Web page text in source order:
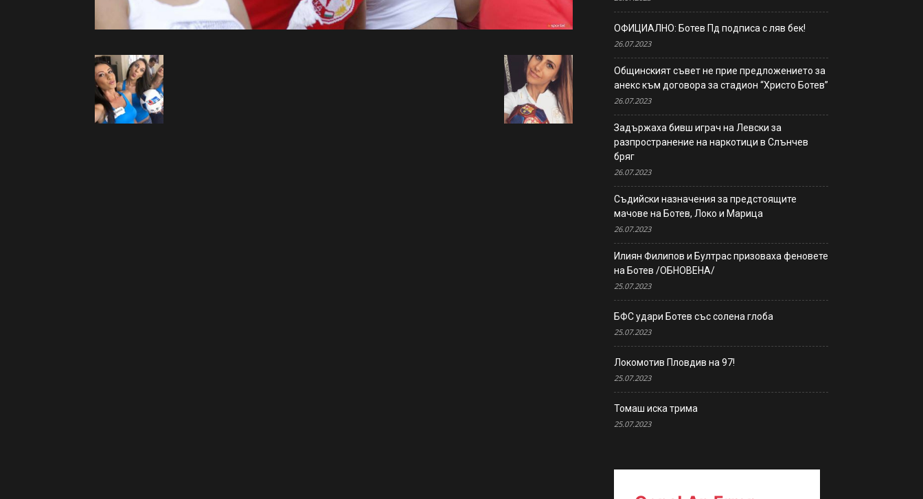
ОФИЦИАЛНО: Ботев Пд подписа с ляв бек!
26.07.2023
Общинският съвет не прие предложението за
анекс към договора за стадион “Христо Ботев”
26.07.2023
Задържаха бивш играч на Левски за
разпространение на наркотици в Слънчев
бряг
26.07.2023
Съдийски назначения за предстоящите
мачове на Ботев, Локо и Марица
26.07.2023
Илиян Филипов и Бултрас призоваха феновете
на Ботев /ОБНОВЕНА/
25.07.2023
БФС удари Ботев със солена глоба
25.07.2023
Локомотив Пловдив на 97!
25.07.2023
Томаш иска трима
25.07.2023